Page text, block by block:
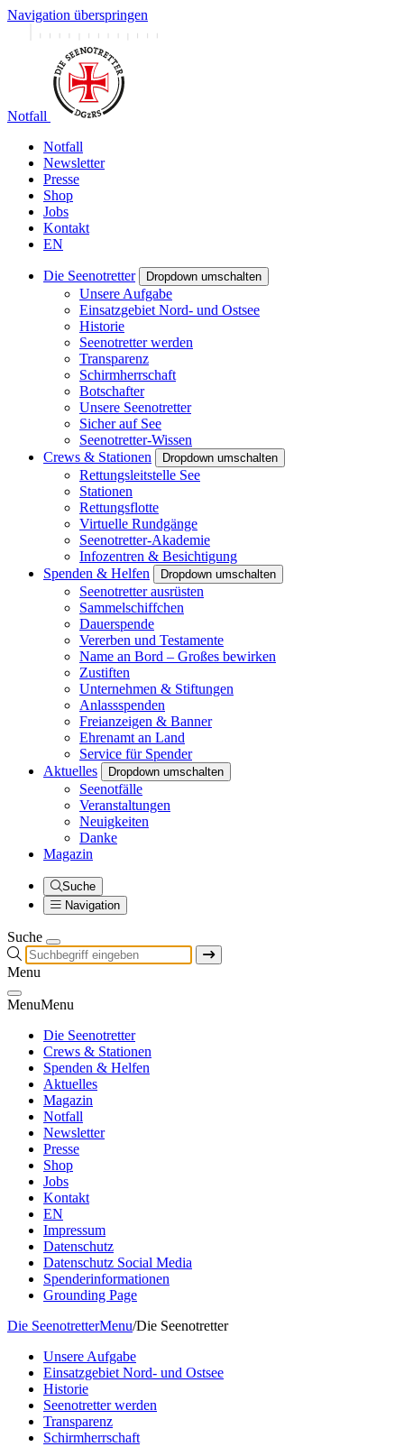
Navigation überspringen
Notfall
Notfall
Newsletter
Presse
Shop
Jobs
Kontakt
EN
Die Seenotretter Dropdown umschalten
Unsere Aufgabe
Einsatzgebiet Nord- und Ostsee
Historie
Seenotretter werden
Transparenz
Schirmherrschaft
Botschafter
Unsere Seenotretter
Sicher auf See
Seenotretter-Wissen
Crews & Stationen
Dropdown umschalten
Rettungsleitstelle See
Stationen
Rettungsflotte
Virtuelle Rundgänge
Seenotretter-Akademie
Infozentren & Besichtigung
Spenden & Helfen
Dropdown umschalten
Seenotretter ausrüsten
Sammelschiffchen
Dauerspende
Vererben und Testamente
Name an Bord – Großes bewirken
Zustiften
Unternehmen & Stiftungen
Anlassspenden
Freianzeigen & Banner
Ehrenamt an Land
Service für Spender
Aktuelles
Dropdown umschalten
Seenotfälle
Veranstaltungen
Neuigkeiten
Danke
Magazin
Suche
Navigation
Suche
Menu
MenuMenu
Die Seenotretter
Crews & Stationen
Spenden & Helfen
Aktuelles
Magazin
Notfall
Newsletter
Presse
Shop
Jobs
Kontakt
EN
Impressum
Datenschutz
Datenschutz Social Media
Spenderinformationen
Grounding Page
Die SeenotretterMenu/Die Seenotretter
Unsere Aufgabe
Einsatzgebiet Nord- und Ostsee
Historie
Seenotretter werden
Transparenz
Schirmherrschaft